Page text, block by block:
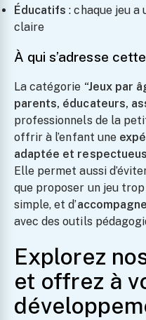
Éducatifs : chaque jeu a
claire
À qui s’adresse
La catégorie “Jeux par
parents, éducateurs,
professionnels de la
offrir à l’enfant une
adaptée et
Elle permet aussi
que proposer un jeu
simple, et d’
avec des outils
Explorez
et offrez à